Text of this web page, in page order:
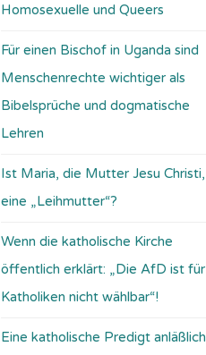
Homosexuelle und Queers
Für einen Bischof in Uganda sind
Menschenrechte wichtiger als
Bibelsprüche und dogmatische
Lehren
Ist Maria, die Mutter Jesu Christi,
eine „Leihmutter“?
Wenn die katholische Kirche
öffentlich erklärt: „Die AfD ist für
Katholiken nicht wählbar“!
Eine katholische Predigt anläßlich